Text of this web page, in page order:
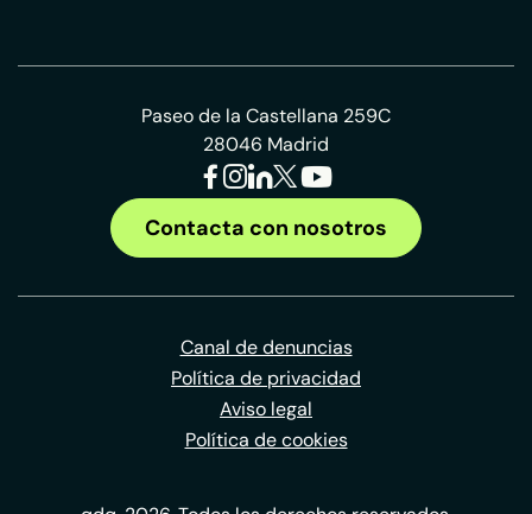
Paseo de la Castellana 259C
28046 Madrid
Contacta con nosotros
Canal de denuncias
Política de privacidad
Aviso legal
Política de cookies